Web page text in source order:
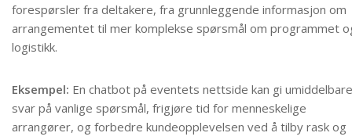
forespørsler fra deltakere, fra grunnleggende informasjon om
arrangementet til mer komplekse spørsmål om programmet
logistikk.
Eksempel: En chatbot på eventets nettside kan gi umiddelbare
svar på vanlige spørsmål, frigjøre tid for menneskelige
arrangører, og forbedre kundeopplevelsen ved å tilby rask og